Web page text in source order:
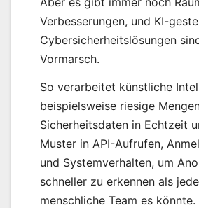
Verbesserungen, und KI-
Cybersicherheitslösungen
Vormarsch.
So verarbeitet künstliche
beispielsweise riesige
Sicherheitsdaten in Echtzeit
Muster in API-Aufrufen,
und Systemverhalten, um
schneller zu erkennen als
menschliche Team es könnte.